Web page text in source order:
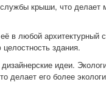
крыши, что делает
в любой архитектурный
здания.
идеи.
делает его более